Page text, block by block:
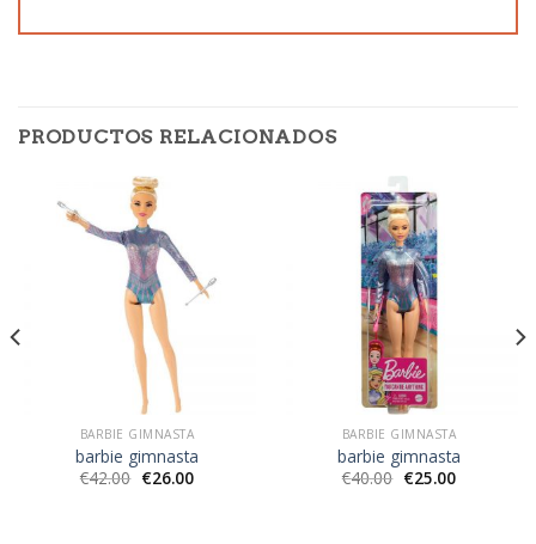
PRODUCTOS RELACIONADOS
BARBIE GIMNASTA
barbie gimnasta
€42.00 €26.00
BARBIE GIMNASTA
barbie gimnasta
€40.00 €25.00